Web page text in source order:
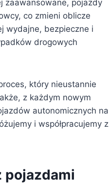
zaawansowane, pojazdy
co zmieni oblicze
wydajne, bezpieczne i
drogowych
który nieustannie
z każdym nowym
autonomicznych na
i współpracujemy z
pojazdami